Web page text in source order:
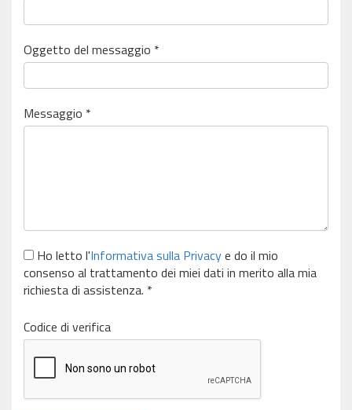
Oggetto del messaggio *
Messaggio *
Ho letto l'Informativa sulla Privacye do il mio
consenso al trattamento dei miei dati in merito alla mia
richiesta di assistenza. *
Codice di verifica